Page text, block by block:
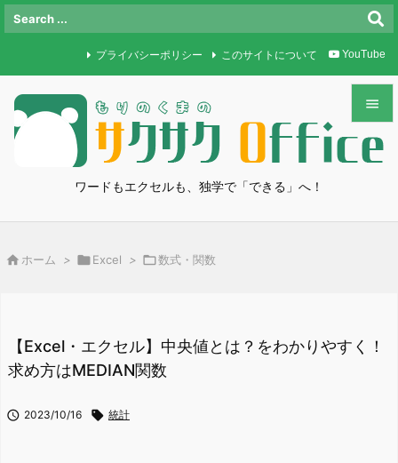
ワードもエクセルも、独学で「できる」へ！


メニュ
検索
プライバシーポリシー このサイトについて YouTube
 ホーム > Excel > 数式・関数
【Excel・エクセル】中央値とは？をわかりやすく！
求め方はMEDIAN関数
 2023/10/16  統計